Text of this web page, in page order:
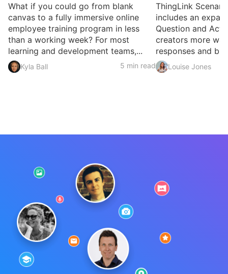
What if you could go from blank
canvas to a fully immersive online
employee training program in less
than a working week? For most
learning and development teams,...
Kyla Ball 5 min read
ThingLink
includes an
Question and
creators more
responses and
Louise Jones